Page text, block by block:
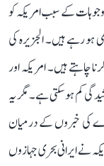
وجوہات کے سبب امریکہ کو
رہے ہیں۔ الجزیرہ کی
ہیں۔ امریکہ اور
کم ہو سکتی ہے۔ مگر یہ
کی خبروں کے درمیان
نے ایرانی بحری جہازوں